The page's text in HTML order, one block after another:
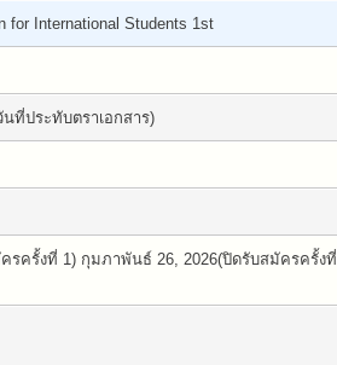
for International Students 1st
ที่ประทับตราเอกสาร)
รครั้งที่ 1) กุมภาพันธ์ 26, 2026(ปิดรับสมัครครั้งที่